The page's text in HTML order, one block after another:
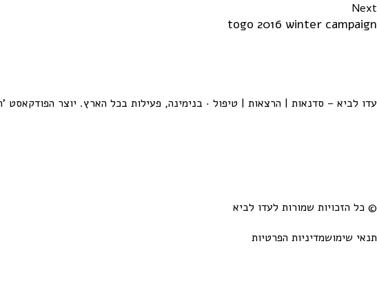
Next
togo 2016 winter campaign
עדו לביא – סדנאות | הרצאות | טיפול · בנימינה, פעילות בכל הארץ. יוצר הפודקאסט
© כל הזכויות שמורות לעדו לביא
תנאי שימושמדיניות הפרטיות